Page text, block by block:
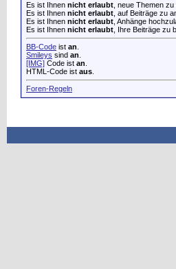
Es ist Ihnen nicht erlaubt , neue Themen
Es ist Ihnen nicht erlaubt , auf Beiträge zu
Es ist Ihnen nicht erlaubt , Anhänge
Es ist Ihnen nicht erlaubt , Ihre Beiträge zu
BB-Code ist an
Smileys sind an
[IMG] Code ist an
HTML-Code ist aus
Foren-Regeln